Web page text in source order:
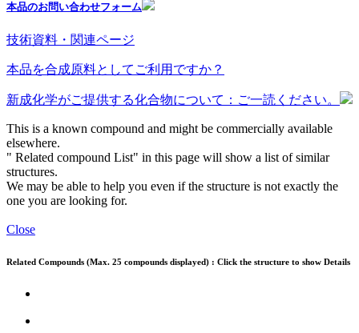
本品のお問い合わせフォーム
技術資料・関連ページ
本品を合成原料としてご利用ですか？
新成化学がご提供する化合物について：ご一読ください。
This is a known compound and might be commercially available
elsewhere.
" Related compound List" in this page will show a list of similar
structures.
We may be able to help you even if the structure is not exactly the
one you are looking for.
Close
Related Compounds (Max. 25 compounds displayed) : Click the structure to show Details